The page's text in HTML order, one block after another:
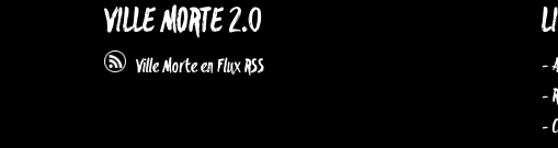
VILLE MORTE 2.0
Ville Morte en Flux RSS
-
-
-